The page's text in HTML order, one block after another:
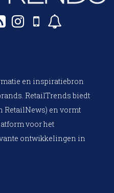
en inspiratiebron
RetailTrends biedt
RetailNews) en vormt
voor het
ontwikkelingen in